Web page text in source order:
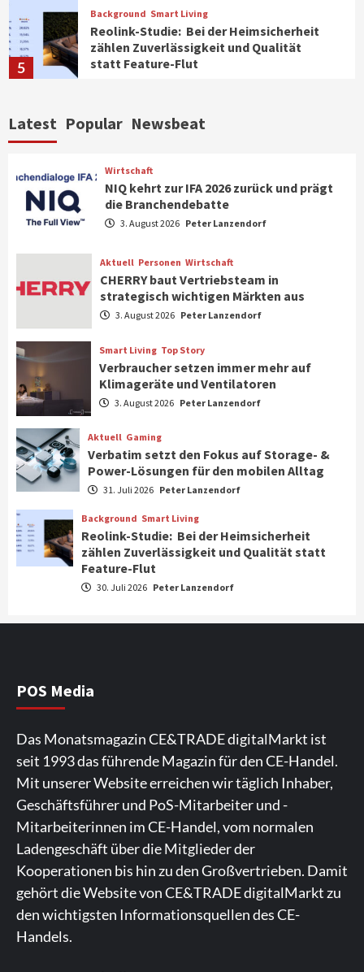
5
Background Smart Living
Reolink-Studie: Bei der Heimsicherheit
zählen Zuverlässigkeit und Qualität
statt Feature-Flut
IFA App 2026 als Download für iPhone und
7
Aktuell Background TV/Video
Samsung Smart TV Line-up erhält erneut
1
Wirtschaft
NIQ kehrt zur IFA 2026 zurück und prägt
die Branchendebatte
2
Aktuell Personen Wirtschaft
CHERRY baut Vertriebsteam in
strategisch wichtigen Märkten aus
3
Smart Living Top Story
Verbraucher setzen immer mehr auf
Aktuell Gaming
Verbatim setzt den Fokus auf Storage- &
5
statt Feature-Flut
6
Top Story
IFA App 2026 als Download für iPhone und
Android verfügbar
7
Samsung Smart TV Line-up erhält erneut
IT-Sicherheitskennzeichen des BSI
Latest Popular Newsbeat
Wirtschaft
NIQ kehrt zur IFA 2026 zurück und prägt
die Branchendebatte
3. August 2026 Peter Lanzendorf
Aktuell Personen Wirtschaft
CHERRY baut Vertriebsteam in
strategisch wichtigen Märkten aus
3. August 2026 Peter Lanzendorf
Smart Living Top Story
Verbraucher setzen immer mehr auf
Klimageräte und Ventilatoren
3. August 2026 Peter Lanzendorf
Aktuell Gaming
Verbatim setzt den Fokus auf Storage- &
Power-Lösungen für den mobilen Alltag
31. Juli 2026 Peter Lanzendorf
Background Smart Living
Reolink-Studie: Bei der Heimsicherheit
zählen Zuverlässigkeit und Qualität statt
Feature-Flut
30. Juli 2026 Peter Lanzendorf
POS Media
Das Monatsmagazin CE&TRADE digitalMarkt ist
seit 1993 das führende Magazin für den CE-Handel.
Mit unserer Website erreichen wir täglich Inhaber,
Geschäftsführer und PoS-Mitarbeiter und -
Mitarbeiterinnen im CE-Handel, vom normalen
Ladengeschäft über die Mitglieder der
Kooperationen bis hin zu den Großvertrieben. Damit
gehört die Website von CE&TRADE digitalMarkt zu
den wichtigsten Informationsquellen des CE-
Handels.